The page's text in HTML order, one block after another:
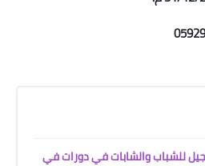
للشباب والشابات في دورات في